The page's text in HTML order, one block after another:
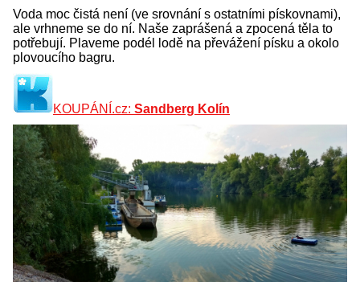
Voda moc čistá není (ve srovnání s ostatními pískovnami),
ale vrhneme se do ní. Naše zaprášená a zpocená těla to
potřebují. Plaveme podél lodě na převážení písku a okolo
plovoucího bagru.
KOUPÁNÍ.cz: Sandberg Kolín